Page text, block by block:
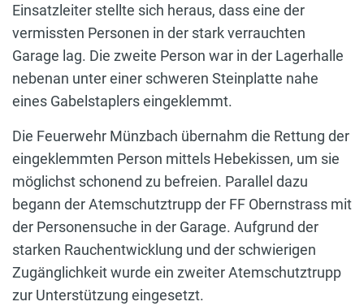
Einsatzleiter stellte sich heraus, dass eine der
vermissten Personen in der stark verrauchten
Garage lag. Die zweite Person war in der Lagerhalle
nebenan unter einer schweren Steinplatte nahe
eines Gabelstaplers eingeklemmt.
Die Feuerwehr Münzbach übernahm die Rettung der
eingeklemmten Person mittels Hebekissen, um sie
möglichst schonend zu befreien. Parallel dazu
begann der Atemschutztrupp der FF Obernstrass mit
der Personensuche in der Garage. Aufgrund der
starken Rauchentwicklung und der schwierigen
Zugänglichkeit wurde ein zweiter Atemschutztrupp
zur Unterstützung eingesetzt.